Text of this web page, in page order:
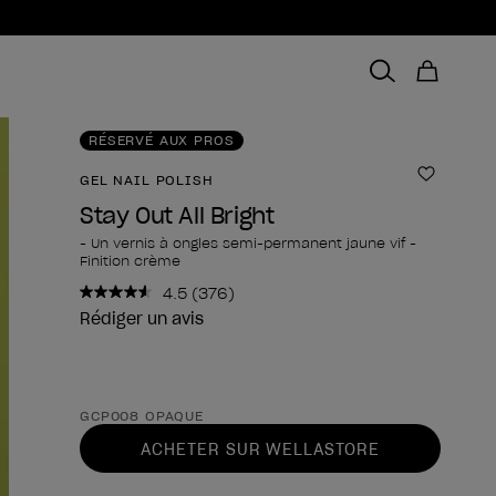
RÉSERVÉ AUX PROS
GEL NAIL POLISH
Stay Out All Bright
- Un vernis à ongles semi-permanent jaune vif -
Finition crème
4.5 Lire
376
même
page.
(376)
Rédiger un avis
Forme du produit
GCP008 OPAQUE
ACHETER SUR WELLASTORE